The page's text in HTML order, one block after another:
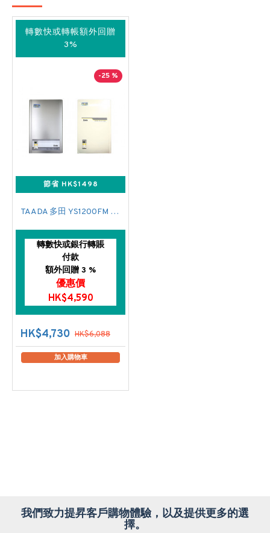
轉數快或轉帳額外回贈
3%
-25 %
節省 HK$1498
TAADA 多田 YS1200FM 石油氣式熱水爐
轉數快或銀行轉賬
付款
額外回贈 3 %
優惠價
HK$4,590
HK$4,730 HK$6,088
加入購物車
我們致力提昇客戶購物體驗，以及提供更多的選
擇。